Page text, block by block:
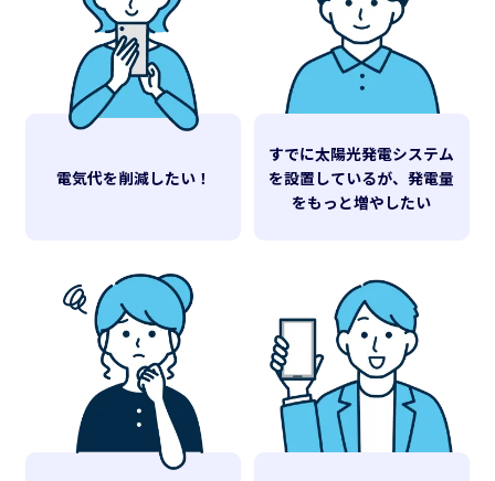
電気代を削減したい！
すでに太陽光発電システム
を設置しているが、発電量
をもっと増やしたい